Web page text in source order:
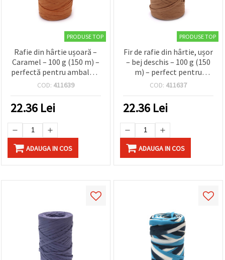
clic pe
"acceptati
toate!" Sau
să vă
în setări
selectând
un tip de
cookie -uri
dat și
făcând clic
pe butonul
"Salvați"
Аcceptati
PRODUSE TOP
Rafie din hârtie ușoară –
Caramel – 100 g (150 m) –
perfectă pentru ambalare
naturală a cadourilor,
DIY
COD: 411639
22.36 Lei
ADAUGA IN COS
PRODUSE TOP
Fir de rafie din hârtie, ușor
– bej deschis – 100 g (150
m) – perfect pentru
ambalare cadouri
decorațiuni DIY/handmade
COD: 411637
22.36 Lei
ADAUGA IN COS